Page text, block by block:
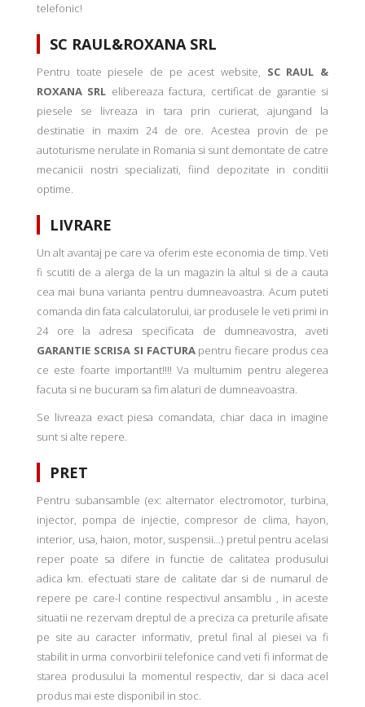
telefonic!
SC RAUL&ROXANA SRL
Pentru toate piesele de pe acest website, SC RAUL &
ROXANA SRL elibereaza factura, certificat de garantie si
piesele se livreaza in tara prin curierat, ajungand la
destinatie in maxim 24 de ore. Acestea provin de pe
autoturisme nerulate in Romania si sunt demontate de catre
mecanicii nostri specializati, fiind depozitate in conditii
optime.
LIVRARE
Un alt avantaj pe care va oferim este economia de timp. Veti
fi scutiti de a alerga de la un magazin la altul si de a cauta
cea mai buna varianta pentru dumneavoastra. Acum puteti
comanda din fata calculatorului, iar produsele le veti primi in
24 ore la adresa specificata de dumneavostra, aveti
GARANTIE SCRISA SI FACTURApentru fiecare produs cea
ce este foarte important!!!! Va multumim pentru alegerea
facuta si ne bucuram sa fim alaturi de dumneavoastra.
Se livreaza exact piesa comandata, chiar daca in imagine
sunt si alte repere.
PRET
Pentru subansamble (ex: alternator electromotor, turbina,
injector, pompa de injectie, compresor de clima, hayon,
interior, usa, haion, motor, suspensii...) pretul pentru acelasi
reper poate sa difere in functie de calitatea produsului
adica km. efectuati stare de calitate dar si de numarul de
repere pe care-l contine respectivul ansamblu , in aceste
situatii ne rezervam dreptul de a preciza ca preturile afisate
pe site au caracter informativ, pretul final al piesei va fi
stabilit in urma convorbirii telefonice cand veti fi informat de
starea produsului la momentul respectiv, dar si daca acel
produs mai este disponibil in stoc.